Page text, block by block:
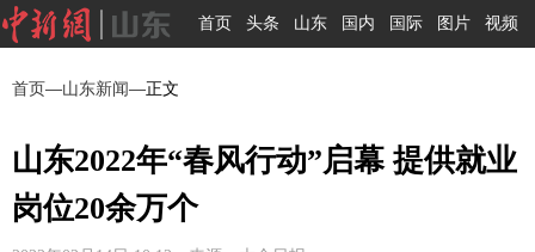
首页 头条 山东 国内 国际 图片 视频
首页—山东新闻—正文
山东2022年“春风行动”启幕 提供就业
岗位20余万个